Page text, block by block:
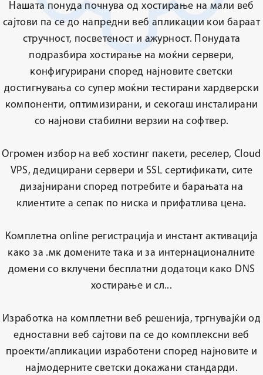
Нашата понуда почнува од хостирање на мали веб
сајтови па се до напредни веб апликации кои бараат
стручност, посветеност и ажурност. Понудата
подразбира хостирање на моќни сервери,
конфигурирани според најновите светски
достигнувања со супер моќни тестирани хардверски
компоненти, оптимизирани, и секогаш инсталирани
со најнови стабилни верзии на софтвер.
Огромен избор на веб хостинг пакети, реселер, Cloud
VPS, дедицирани сервери и SSL сертификати, сите
дизајнирани според потребите и барањата на
клиентите а сепак по ниска и прифатлива цена.
Комплетна online регистрација и инстант активација
како за .мк домените така и за интернационалните
домени со вклучени бесплатни додатоци како DNS
хостирање и сл...
Изработка на комплетни веб решенија, тргнувајќи од
едноставни веб сајтови па се до комплексни веб
проекти/апликации изработени според најновите и
најмодерните светски докажани стандарди.